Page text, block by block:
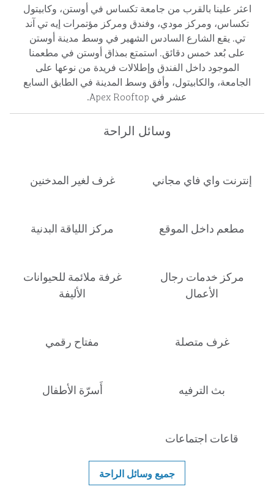
اعثر علينا بالقرب من جامعة تكساس في أوستن، وكابيتول
تكساس، ومركز مودي، وفندق ومركز مؤتمرات إيه تي آند
تي. يقع الشارع السادس الشهير في وسط مدينة أوستن
على بُعد خمس دقائق. استمتع بمذاق أوستن في مطعمنا
الموجود داخل الفندق وإطلالات فريدة من نوعها على
الجامعة، والكابيتول، وأفق وسط المدينة في الطابق السابع
عشر في Apex Rooftop.
وسائل الراحة
إنترنت واي فاي مجاني غرف لغير المدخنين
مطعم داخل الموقع مركز اللياقة البدنية
مركز خدمات رجال
الأعمال
غرفة ملائمة للحيوانات
الأليفة
غرف متصلة مفتاح رقمي
بث الترفيه أَسرّة الأطفال
قاعات اجتماعات
جميع وسائل الراحة